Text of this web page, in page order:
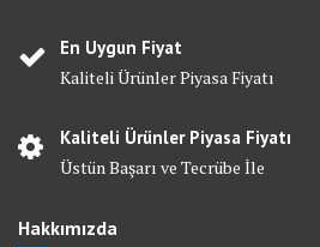
En Uygun Fiyat
Kaliteli Ürünler Piyasa Fiyatı
Kaliteli Ürünler Piyasa Fiyatı
Üstün Başarı ve Tecrübe İle
Hakkımızda